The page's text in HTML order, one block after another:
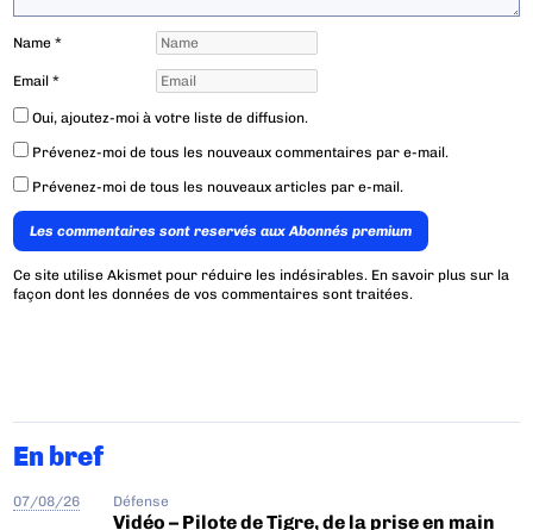
Name*
Email*
Oui, ajoutez-moi à votre liste de diffusion.
Prévenez-moi de tous les nouveaux commentaires par e-mail.
Prévenez-moi de tous les nouveaux articles par e-mail.
Les commentaires sont reservés aux Abonnés premium
Ce site utilise Akismet pour réduire les indésirables. En savoir plus sur la
façon dont les données de vos commentaires sont traitées.
En bref
07/08/26 Défense
Vidéo – Pilote de Tigre, de la prise en main